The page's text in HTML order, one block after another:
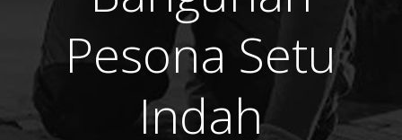
Pesona Setu
Indah